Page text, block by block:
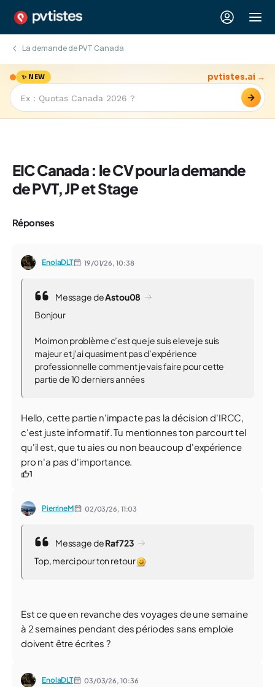
La demande de PVT Canada
✨ NEW
→
pvtistes.ai →
EIC Canada : le CV pour la demande
de PVT, JP et Stage
Réponses
EnolaDLT 19/01/26, 10:38
Message deAstou08
Bonjour
Moi mon problème c’est que je suis eleve je suis
majeur et j’ai quasiment pas d’expérience
professionnelle comment je vais faire pour cette
partie de 10 derniers années
Hello, cette partie n'impacte pas la décision d'IRCC,
c'est juste informatif. Tu mentionnes ton parcourt tel
qu'il est, que tu aies ou non beaucoup d'expérience
pro n'a pas d'importance.
1
PierrineM 02/03/26, 11:03
Message deRaf723
Top, merci pour ton retour
Est ce que en revanche des voyages de une semaine
à 2 semaines pendant des périodes sans emploie
doivent être écrites ?
EnolaDLT 03/03/26, 10:36